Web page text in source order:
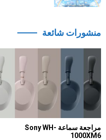
منشورات شائعة
مراجعة سماعة Sony WH-
1000XM6